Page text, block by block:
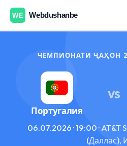
ЧЕМПИОНАТИ ҶАҲОН
Португалия
VS
06.07.2026 · 19:00 ·
(Даллас),